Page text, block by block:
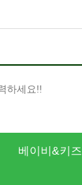
베이비&키즈